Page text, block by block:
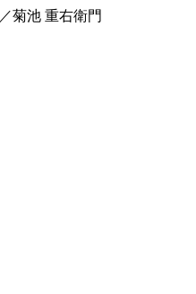
／菊池 重右衛門